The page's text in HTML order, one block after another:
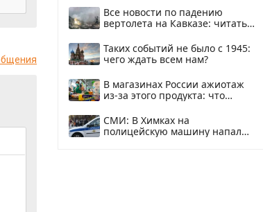
Все новости по падению
вертолета на Кавказе: читать
Таких событий не было с 1945:
чего ждать всем нам?
В магазинах России ажиотаж
из-за этого продукта: что
СМИ: В Химках на
полицейскую машину напали